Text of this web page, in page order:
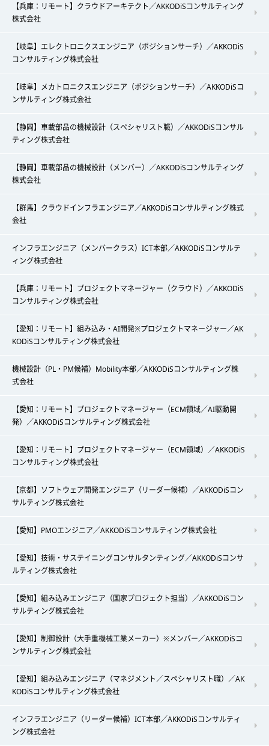
【兵庫：リモート】クラウドアーキテクト／AKKODiSコンサルティング
株式会社
【岐阜】エレクトロニクスエンジニア（ポジションサーチ）／AKKODiS
コンサルティング株式会社
【岐阜】メカトロニクスエンジニア（ポジションサーチ）／AKKODiSコ
ンサルティング株式会社
【静岡】車載部品の機械設計（スペシャリスト職）／AKKODiSコンサル
ティング株式会社
【静岡】車載部品の機械設計（メンバー）／AKKODiSコンサルティング
株式会社
【群馬】クラウドインフラエンジニア／AKKODiSコンサルティング株式
会社
インフラエンジニア（メンバークラス）ICT本部／AKKODiSコンサルテ
ィング株式会社
【兵庫：リモート】プロジェクトマネージャー（クラウド）／AKKODiS
コンサルティング株式会社
【愛知：リモート】組み込み・AI開発※プロジェクトマネージャー／AK
KODiSコンサルティング株式会社
機械設計（PL・PM候補）Mobility本部／AKKODiSコンサルティング株
式会社
【愛知：リモート】プロジェクトマネージャー（ECM領域／AI駆動開
発）／AKKODiSコンサルティング株式会社
【愛知：リモート】プロジェクトマネージャー（ECM領域）／AKKODiS
コンサルティング株式会社
【京都】ソフトウェア開発エンジニア（リーダー候補）／AKKODiSコン
サルティング株式会社
【愛知】PMOエンジニア／AKKODiSコンサルティング株式会社
【愛知】技術・サステイニングコンサルタンティング／AKKODiSコンサ
ルティング株式会社
【愛知】組み込みエンジニア（国家プロジェクト担当）／AKKODiSコン
サルティング株式会社
【愛知】制御設計（大手重機械工業メーカー）※メンバー／AKKODiSコ
ンサルティング株式会社
【愛知】組み込みエンジニア（マネジメント／スペシャリスト職）／AK
KODiSコンサルティング株式会社
インフラエンジニア（リーダー候補）ICT本部／AKKODiSコンサルティ
ング株式会社